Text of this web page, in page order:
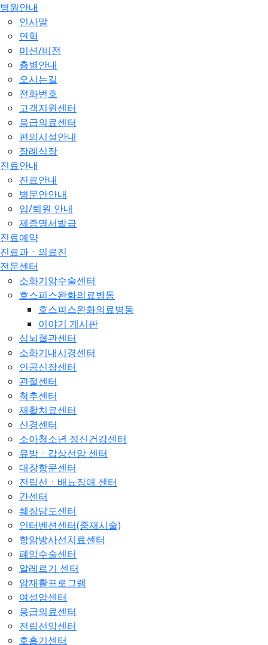
병원안내
인사말
연혁
미션/비전
층별안내
오시는길
전화번호
고객지원센터
응급의료센터
편의시설안내
장례식장
진료안내
진료안내
병문안안내
입/퇴원 안내
제증명서발급
진료예약
진료과ㆍ의료진
전문센터
소화기암수술센터
호스피스완화의료병동
호스피스완화의료병동
이야기 게시판
심뇌혈관센터
소화기내시경센터
인공신장센터
관절센터
척추센터
재활치료센터
신경센터
소아청소년 정신건강센터
유방ㆍ갑상선암 센터
대장항문센터
전립선ㆍ배뇨장애 센터
간센터
췌장담도센터
인터벤션센터(중재시술)
항암방사선치료센터
폐암수술센터
알레르기 센터
암재활프로그램
여성암센터
응급의료센터
전립선암센터
호흡기센터